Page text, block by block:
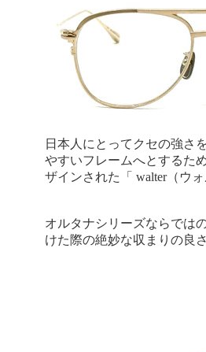
日本人にとってクセの強さ
やすいフレームへとするた
ザインされた「 walter（ウォ
オルタナシリーズならでは
けた際の絶妙な収まりの良